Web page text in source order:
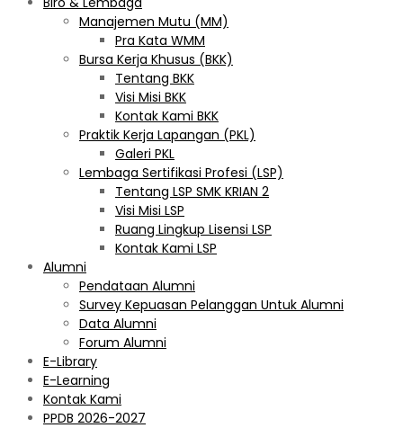
Manajemen Mutu (MM)
Pra Kata WMM
Bursa Kerja Khusus (BKK)
Tentang BKK
Visi Misi BKK
Kontak Kami BKK
Praktik Kerja Lapangan (PKL)
Galeri PKL
Lembaga Sertifikasi Profesi (LSP)
Tentang LSP SMK KRIAN 2
Visi Misi LSP
Ruang Lingkup Lisensi LSP
Kontak Kami LSP
Alumni
Pendataan Alumni
Survey Kepuasan Pelanggan Untuk Alumni
Data Alumni
Forum Alumni
E-Library
E-Learning
Kontak Kami
PPDB 2026-2027